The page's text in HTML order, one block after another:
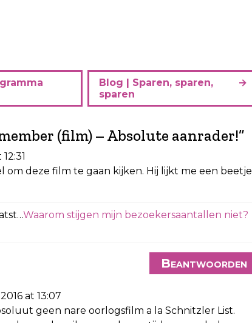
Blog | Sparen, sparen,
sparen
(film) – Absolute aanrader!”
om deze film te gaan kijken. Hij lijkt me een beetje
Waarom stijgen mijn bezoekersaantallen niet?
Beantwoorden
at 13:07
geen nare oorlogsfilm a la Schnitzler List.